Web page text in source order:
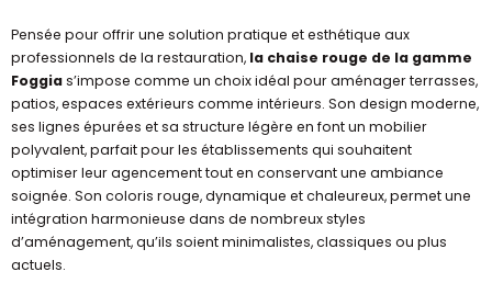
Pensée pour offrir une solution pratique et esthétique aux
professionnels de la restauration, la chaise rouge de la gamme
Foggias’impose comme un choix idéal pour aménager terrasses,
patios, espaces extérieurs comme intérieurs. Son design moderne,
ses lignes épurées et sa structure légère en font un mobilier
polyvalent, parfait pour les établissements qui souhaitent
optimiser leur agencement tout en conservant une ambiance
soignée. Son coloris rouge, dynamique et chaleureux, permet une
intégration harmonieuse dans de nombreux styles
d’aménagement, qu’ils soient minimalistes, classiques ou plus
actuels.